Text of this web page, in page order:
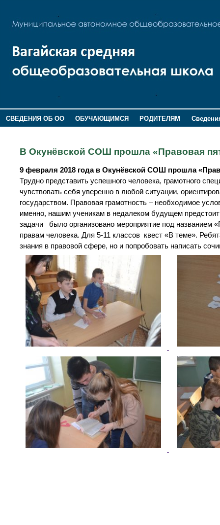
СВЕДЕНИЯ ОБ ОО ОБУЧАЮЩИМСЯ РОДИТЕЛЯМ
В Окунёвской СОШ прошла «Правовая
9 февраля 2018 года в Окунёвской СОШ прошла
Трудно представить успешного человека, грамотного
чувствовать себя уверенно в любой ситуации,
государством. Правовая грамотность – необходимое
именно, нашим ученикам в недалеком будущем
задачи было организовано мероприятие под названием
правам человека. Для 5-11 классов квест «В теме».
знания в правовой сфере, но и попробовать написать